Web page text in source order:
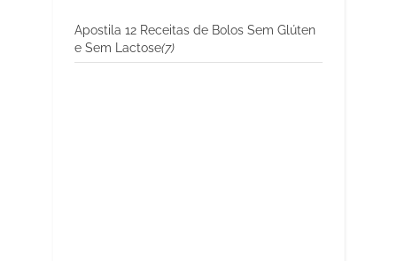
Apostila 12 Receitas de Bolos Sem Glúten
e Sem Lactose(7)